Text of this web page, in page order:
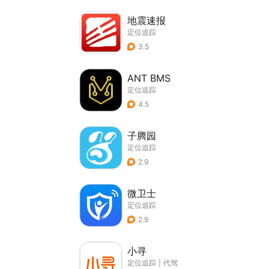
地震速报
定位追踪
3.5
ANT BMS
定位追踪
4.5
子腾园
定位追踪
2.9
微卫士
定位追踪
2.9
小寻
定位追踪 代驾